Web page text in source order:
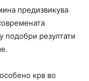
предизвикува
резултати
крв во